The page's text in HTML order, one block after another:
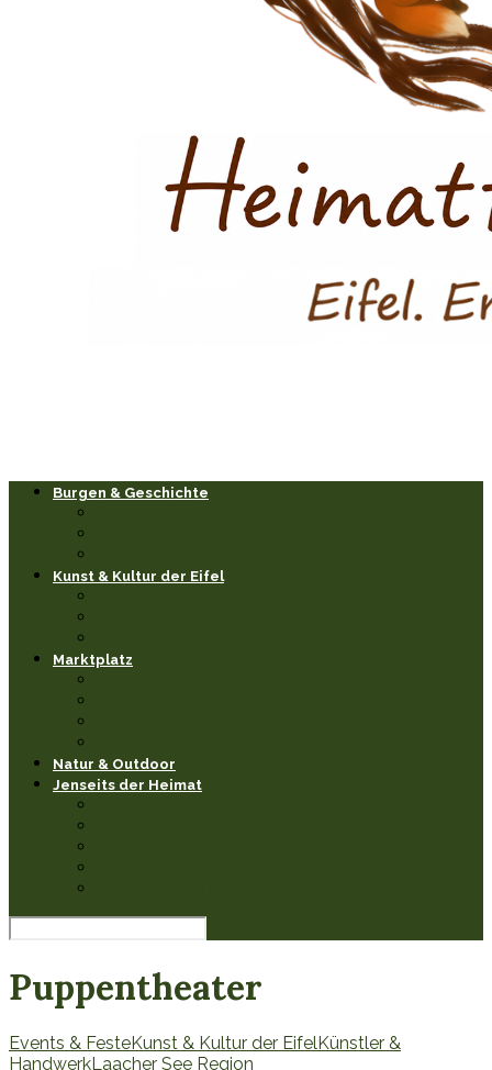
Burgen & Geschichte
Kunst & Kultur der Eifel
Marktplatz
Natur & Outdoor
Jenseits der Heimat
Puppentheater
Events & FesteKunst & Kultur der EifelKünstler &
HandwerkLaacher See Region